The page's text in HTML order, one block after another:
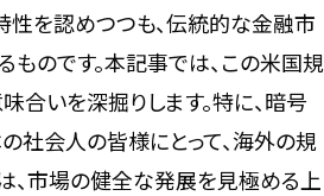
性を認めつつも、伝統的な金融市
のです。本記事では、この米国規
合いを深掘りします。特に、暗号
社会人の皆様にとって、海外の規
、市場の健全な発展を見極める上